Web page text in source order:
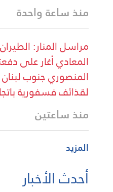
منذ ساعة واحدة
مراسل المنار:
المعادي أغار على
المنصوري جنوب لبنان
لقذائف فسفورية
منذ ساعتين
المزيد
أحدث الأخبار